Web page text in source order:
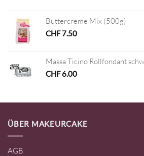
Buttercreme Mix (500g)
CHF7.50
Massa Ticino Rollfondant
CHF6.00
ÜBER MAKEURCAKE
AGB